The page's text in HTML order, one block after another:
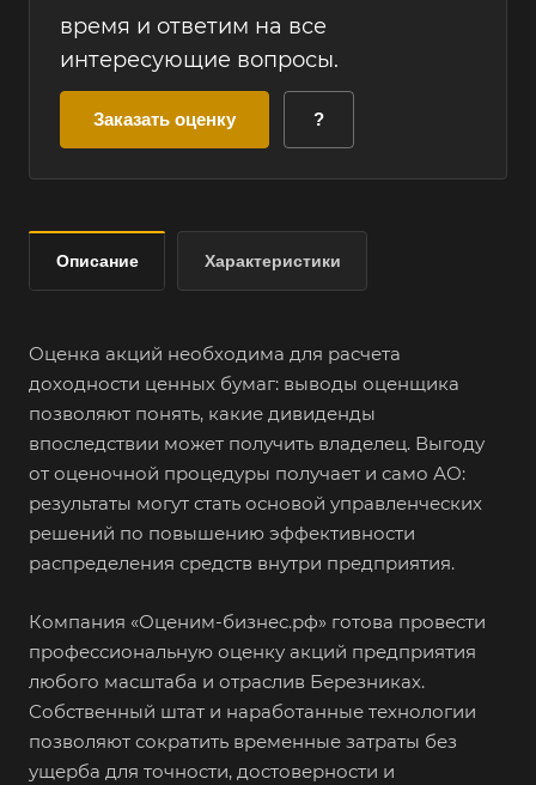
время и ответим на все
интересующие вопросы.
Заказать оценку ?
Описание Характеристики
Оценка акций необходима для расчета
доходности ценных бумаг: выводы оценщика
позволяют понять, какие дивиденды
впоследствии может получить владелец. Выгоду
от оценочной процедуры получает и само АО:
результаты могут стать основой управленческих
решений по повышению эффективности
распределения средств внутри предприятия.
Компания «Оценим-бизнес.рф» готова провести
профессиональную оценку акций предприятия
любого масштаба и отраслив Березниках.
Собственный штат и наработанные технологии
позволяют сократить временные затраты без
ущерба для точности, достоверности и